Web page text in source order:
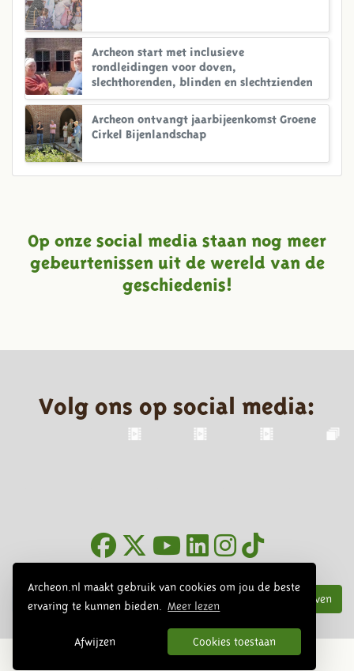
Archeon.nl maakt gebruik van cookies om jou de beste
ervaring te kunnen bieden.
Meer lezen
Afwijzen Cookies toestaan
Archeon start met inclusieve
rondleidingen voor doven,
slechthorenden, blinden en slechtzienden
Archeon ontvangt jaarbijeenkomst Groene
Cirkel Bijenlandschap
Op onze social media staan nog meer
gebeurtenissen uit de wereld van de
geschiedenis!
Volg ons op social media:
Inschrijven